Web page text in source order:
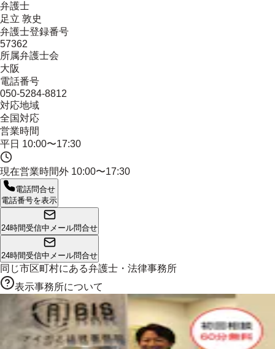
弁護士
足立 敦史
弁護士登録番号
57362
所属弁護士会
大阪
電話番号
050-5284-8812
対応地域
全国対応
営業時間
平日 10:00〜17:30
現在営業時間外 10:00〜17:30
電話問合せ
電話番号を表示
24時間受信中 メール問合せ
24時間受信中 メール問合せ
同じ市区町村にある弁護士・法律事務所
表示事務所について